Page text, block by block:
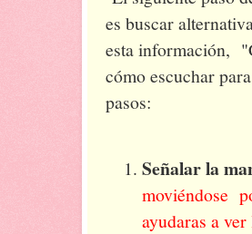
es buscar
esta información,
cómo escuchar
pasos:
Señalar la
moviéndose
ayudaras a